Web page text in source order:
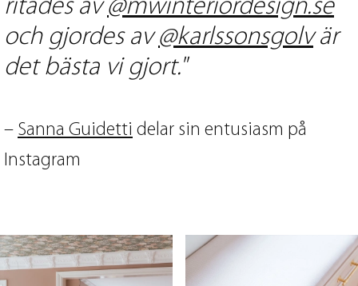
ritades av@mwinteriordesign.se
och gjordes av@karlssonsgolvär
det bästa vi gjort."
– Sanna Guidetti delar sin entusiasm på
Instagram